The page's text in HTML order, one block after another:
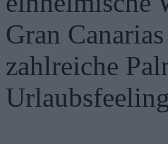
Gran
zahlreiche